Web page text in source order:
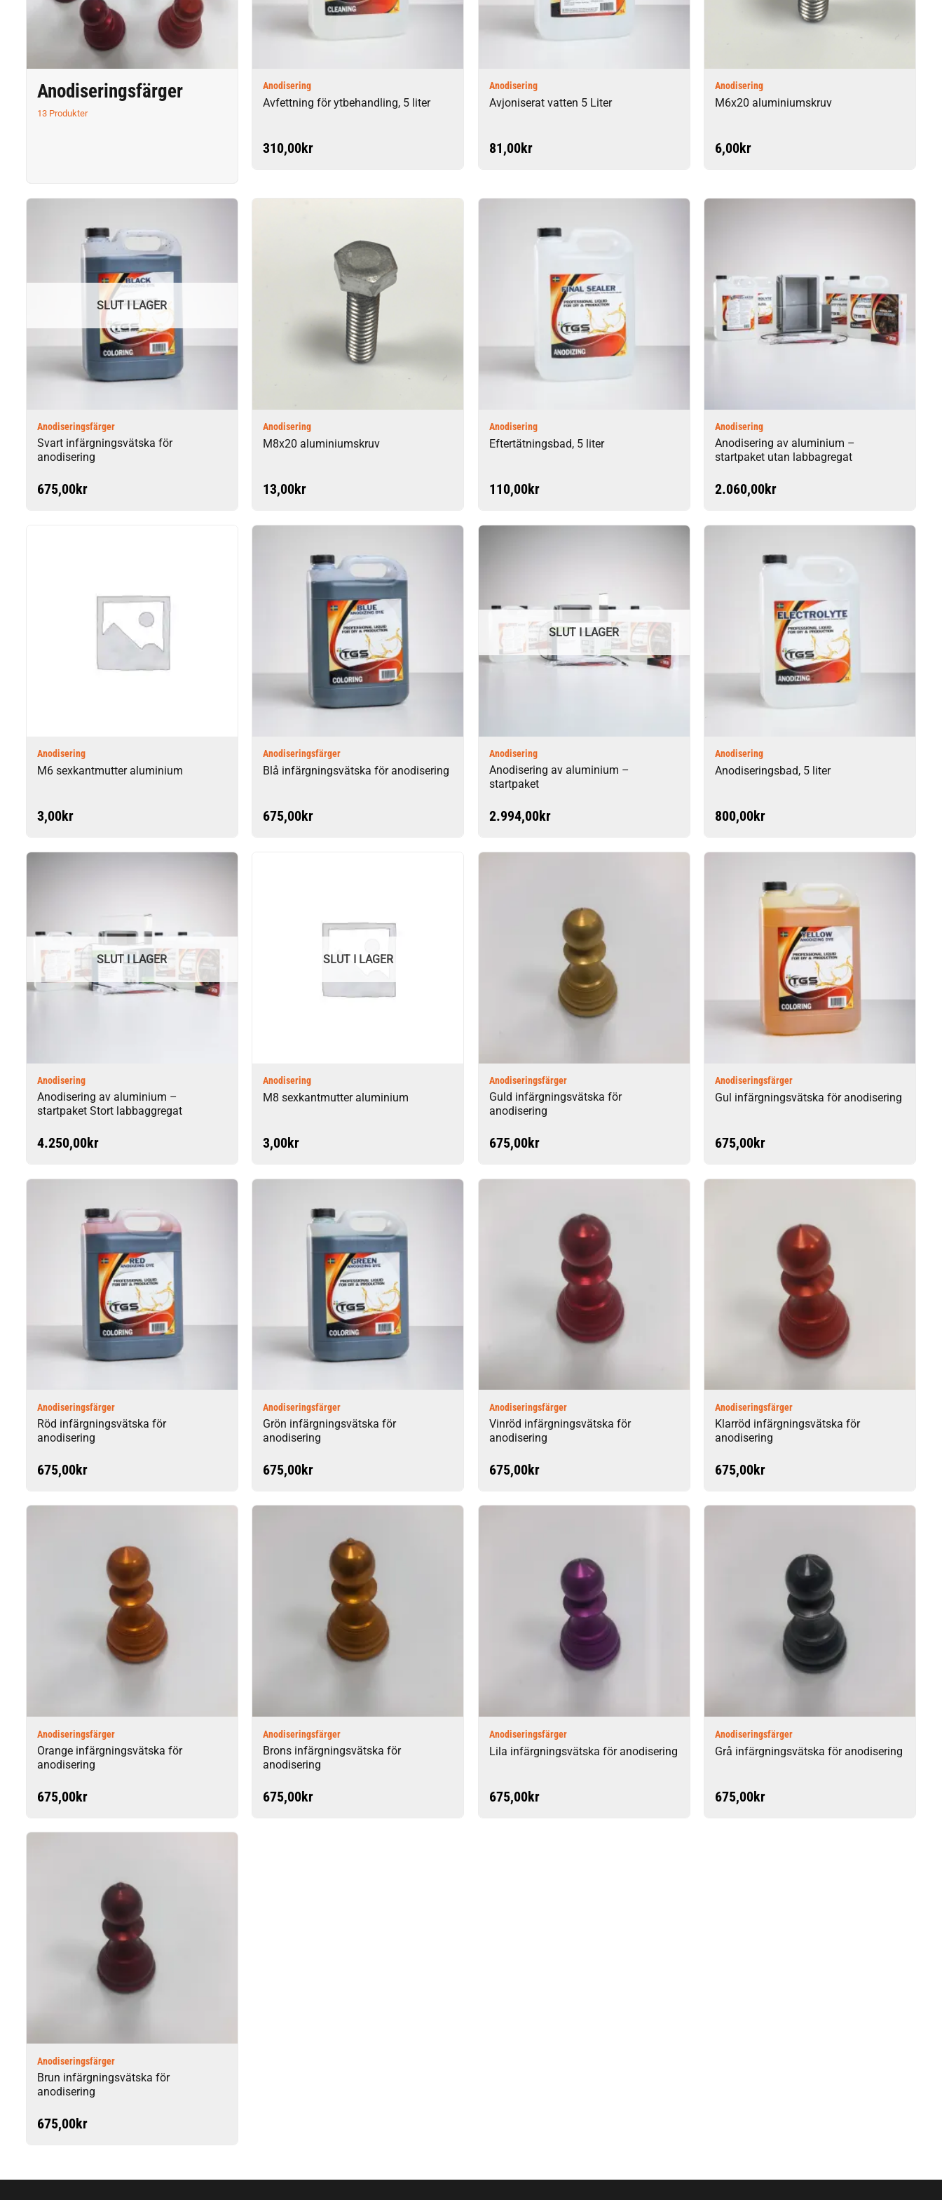
Anodiseringsfärger
13 Produkter
Anodisering
Avfettning för ytbehandling, 5 liter
310,00kr
Anodisering
Avjoniserat vatten 5 Liter
81,00kr
Anodisering
M6x20 aluminiumskruv
6,00kr
SLUT I LAGER
Anodiseringsfärger
Svart infärgningsvätska för
anodisering
675,00kr
Anodisering
M8x20 aluminiumskruv
13,00kr
Anodisering
Eftertätningsbad, 5 liter
110,00kr
Anodisering
Anodisering av aluminium –
startpaket utan labbagregat
2.060,00kr
Anodisering
M6 sexkantmutter aluminium
3,00kr
Anodiseringsfärger
Blå infärgningsvätska för anodisering
675,00kr
SLUT I LAGER
Anodisering
Anodisering av aluminium –
startpaket
2.994,00kr
Anodisering
Anodiseringsbad, 5 liter
800,00kr
SLUT I LAGER
Anodisering
Anodisering av aluminium –
startpaket Stort labbaggregat
4.250,00kr
SLUT I LAGER
Anodisering
M8 sexkantmutter aluminium
3,00kr
Anodiseringsfärger
Guld infärgningsvätska för
anodisering
675,00kr
Anodiseringsfärger
Gul infärgningsvätska för anodisering
675,00kr
Anodiseringsfärger
Röd infärgningsvätska för
anodisering
675,00kr
Anodiseringsfärger
Grön infärgningsvätska för
anodisering
675,00kr
Anodiseringsfärger
Vinröd infärgningsvätska för
anodisering
675,00kr
Anodiseringsfärger
Klarröd infärgningsvätska för
anodisering
675,00kr
Anodiseringsfärger
Orange infärgningsvätska för
anodisering
675,00kr
Anodiseringsfärger
Brons infärgningsvätska för
anodisering
675,00kr
Anodiseringsfärger
Lila infärgningsvätska för anodisering
675,00kr
Anodiseringsfärger
Grå infärgningsvätska för anodisering
675,00kr
Anodiseringsfärger
Brun infärgningsvätska för
anodisering
675,00kr